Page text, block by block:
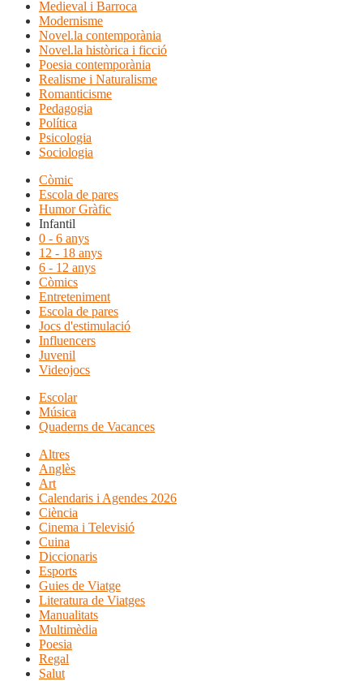
Medieval i Barroca
Modernisme
Novel.la contemporània
Novel.la històrica i ficció
Poesia contemporània
Realisme i Naturalisme
Romanticisme
Pedagogia
Política
Psicologia
Sociologia
Còmic
Escola de pares
Humor Gràfic
Infantil
0 - 6 anys
12 - 18 anys
6 - 12 anys
Còmics
Entreteniment
Escola de pares
Jocs d'estimulació
Influencers
Juvenil
Videojocs
Escolar
Música
Quaderns de Vacances
Altres
Anglès
Art
Calendaris i Agendes 2026
Ciència
Cinema i Televisió
Cuina
Diccionaris
Esports
Guies de Viatge
Literatura de Viatges
Manualitats
Multimèdia
Poesia
Regal
Salut